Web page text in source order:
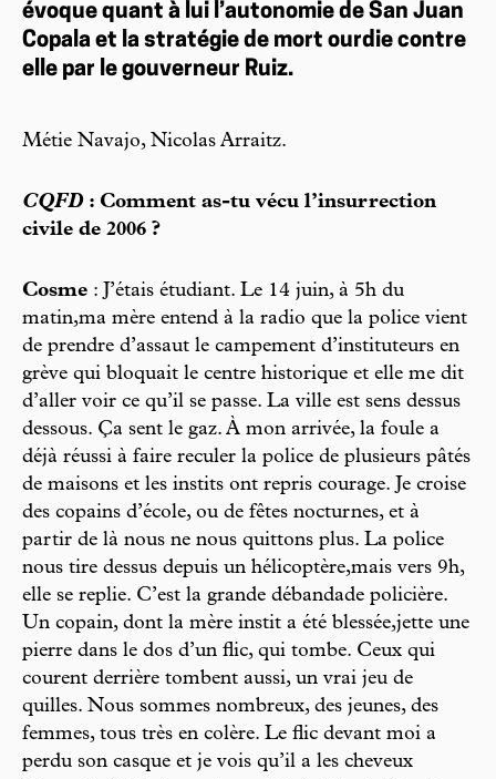
évoque quant à lui l’autonomie de San Juan
Copala et la stratégie de mort ourdie contre
elle par le gouverneur Ruiz.
Métie Navajo, Nicolas Arraitz.
CQFD: Comment as-tu vécu l’insurrection
civile de 2006 ?
Cosme : J’étais étudiant. Le 14 juin, à 5h du
matin,ma mère entend à la radio que la police vient
de prendre d’assaut le campement d’instituteurs en
grève qui bloquait le centre historique et elle me dit
d’aller voir ce qu’il se passe. La ville est sens dessus
dessous. Ça sent le gaz. À mon arrivée, la foule a
déjà réussi à faire reculer la police de plusieurs pâtés
de maisons et les instits ont repris courage. Je croise
des copains d’école, ou de fêtes nocturnes, et à
partir de là nous ne nous quittons plus. La police
nous tire dessus depuis un hélicoptère,mais vers 9h,
elle se replie. C’est la grande débandade policière.
Un copain, dont la mère instit a été blessée,jette une
pierre dans le dos d’un flic, qui tombe. Ceux qui
courent derrière tombent aussi, un vrai jeu de
quilles. Nous sommes nombreux, des jeunes, des
femmes, tous très en colère. Le flic devant moi a
perdu son casque et je vois qu’il a les cheveux